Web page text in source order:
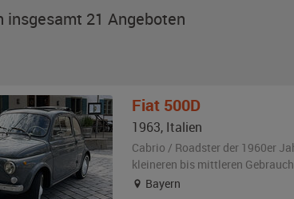
insgesamt 21 Angeboten
Fiat 500D
1963, Italien
Cabrio / Roadster der 1960er
kleineren bis mittleren
Bayern